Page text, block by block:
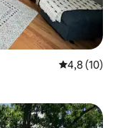
Évaluation
4,8 (10)